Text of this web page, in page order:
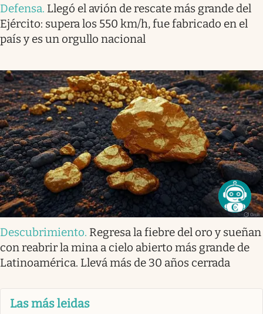
Defensa. Llegó el avión de rescate más grande del
Ejército: supera los 550 km/h, fue fabricado en el
país y es un orgullo nacional
Descubrimiento. Regresa la fiebre del oro y sueñan
con reabrir la mina a cielo abierto más grande de
Latinoamérica. Llevá más de 30 años cerrada
Las más leidas